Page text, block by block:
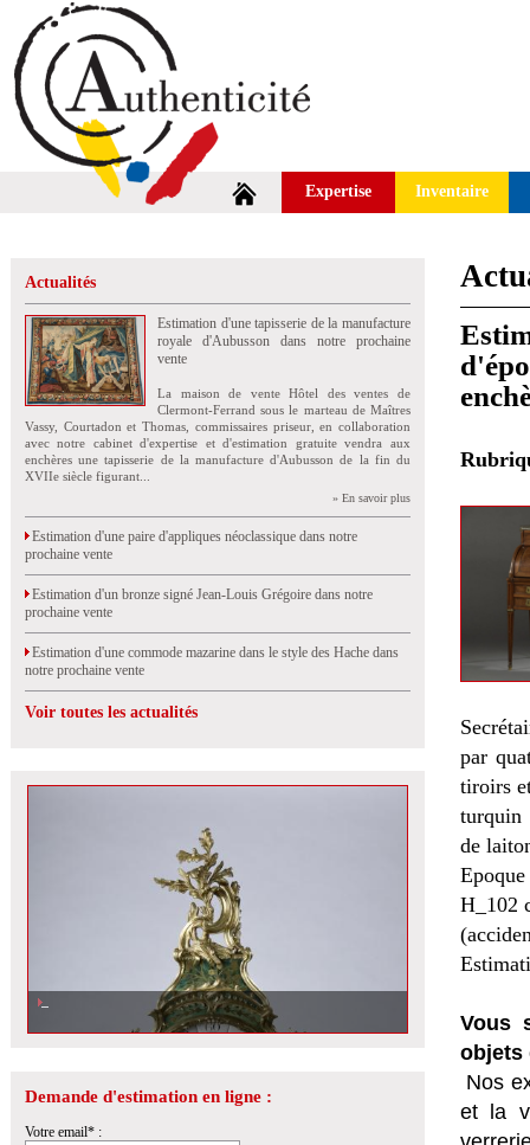
Expertise Inventaire
Actualités
Estimation d'une tapisserie de la manufacture
royale d'Aubusson dans notre prochaine
vente
La maison de vente Hôtel des ventes de
Clermont-Ferrand sous le marteau de Maîtres
Vassy, Courtadon et Thomas, commissaires priseur, en collaboration
avec notre cabinet d'expertise et d'estimation gratuite vendra aux
enchères une tapisserie de la manufacture d'Aubusson de la fin du
XVIIe siècle figurant...
» En savoir plus
Estimation d'une paire d'appliques néoclassique dans notre
prochaine vente
Estimation d'un bronze signé Jean-Louis Grégoire dans notre
prochaine vente
Estimation d'une commode mazarine dans le style des Hache dans
notre prochaine vente
Voir toutes les actualités
Demande d'estimation en ligne :
Votre email* :
par
tiroirs
turquin
de
H_102
Vous
objets
Nos
et la